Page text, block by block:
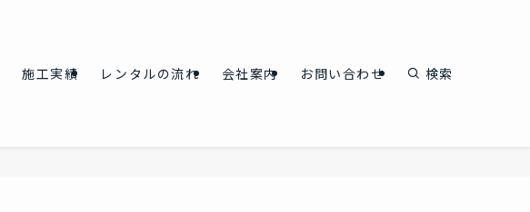
施工実績 レンタルの流れ 会社案内 お問い合わせ 検索